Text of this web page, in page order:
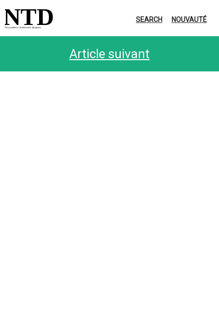
Nouvelles totalement dingues
NTD SEARCH NOUVAUTÉ
Article suivant